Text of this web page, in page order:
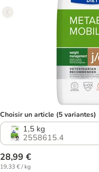
Choisir un article (5 variantes)
1,5 kg
2558615.4
28,99 €
19,33 € / kg